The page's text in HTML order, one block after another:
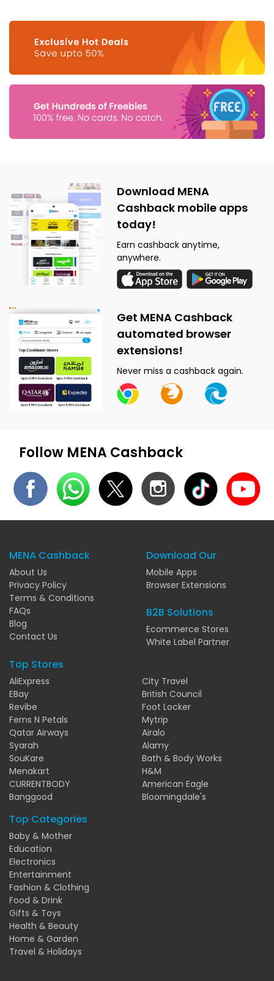
Download MENA
Cashback mobile apps
today!
Earn cashback anytime,
anywhere.
Get MENA Cashback
automated browser
extensions!
Never miss a cashback again.
Follow MENA Cashback
MENA Cashback
About Us
Privacy Policy
Terms & Conditions
FAQs
Blog
Contact Us
Download Our
Mobile Apps
Browser Extensions
B2B Solutions
Ecommerce Stores
White Label Partner
Top Stores
AliExpress
EBay
Revibe
Ferns N Petals
Qatar Airways
Syarah
SouKare
Menakart
CURRENTBODY
Banggood
City Travel
British Council
Foot Locker
Mytrip
Airalo
Alamy
Bath & Body Works
H&M
American Eagle
Bloomingdale's
Top Categories
Baby & Mother
Education
Electronics
Entertainment
Fashion & Clothing
Food & Drink
Gifts & Toys
Health & Beauty
Home & Garden
Travel & Holidays